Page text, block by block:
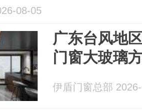
08-05
广东台风地
门窗大玻璃
伊盾门窗总部